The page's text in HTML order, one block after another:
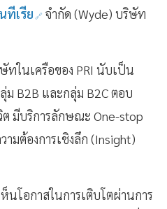
ทีเรีย จำกัด (Wyde) บริษัท
ทในเครือของ PRI นับเป็น
B2B และกลุ่ม B2C ตอบ
มีบริการลักษณะ One-stop
ามต้องการเชิงลึก (Insight)
ห็นโอกาสในการเติบโตผ่านการ